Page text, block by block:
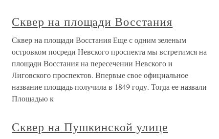
Сквер на площади Восстания
Сквер на площади Восстания Еще с одним зеленым
островком посреди Невского проспекта мы встретимся на
площади Восстания на пересечении Невского и
Лиговского проспектов. Впервые свое официальное
название площадь получила в 1849 году. Тогда ее назвали
Площадью к
Сквер на Пушкинской улице